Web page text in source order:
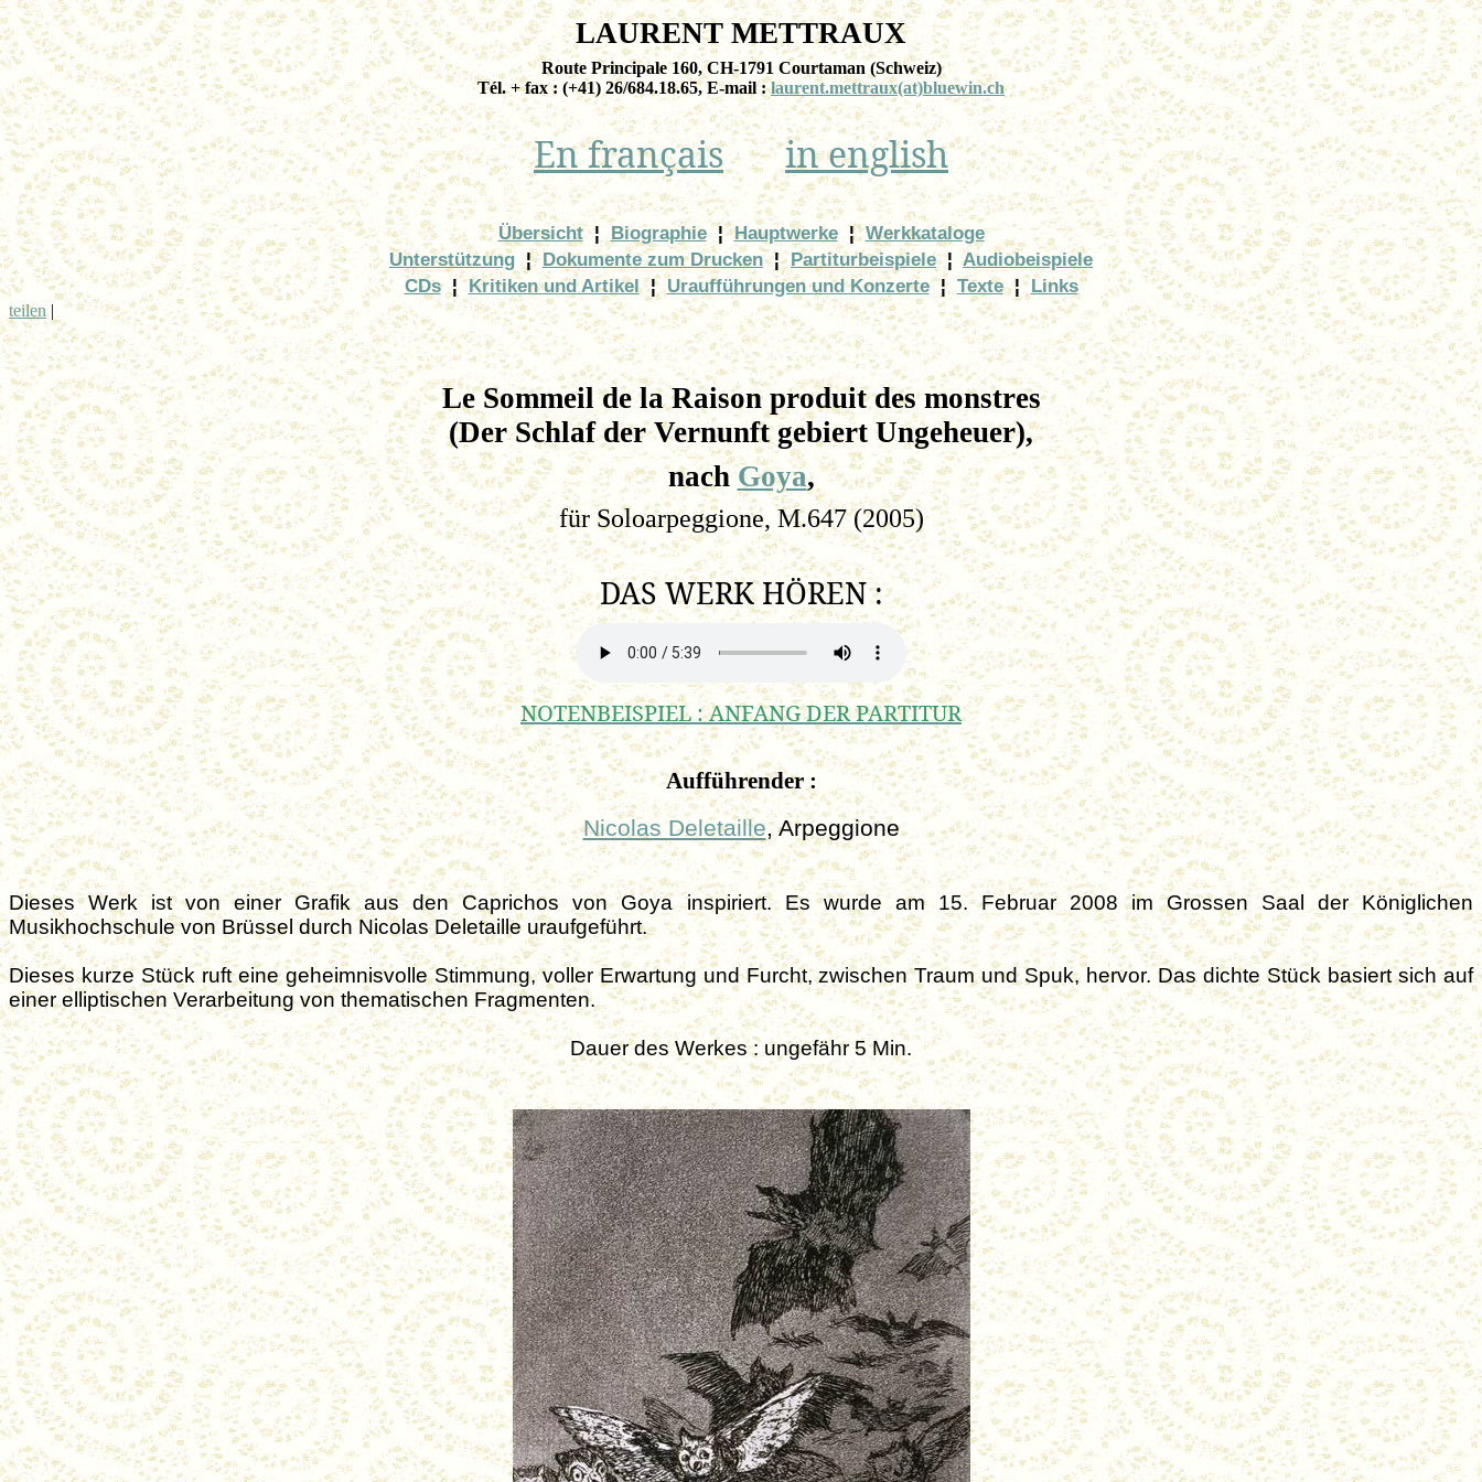
LAURENT METTRAUX
Route Principale 160, CH-1791 Courtaman (Schweiz)
Tél. + fax : (+41) 26/684.18.65, E-mail :laurent.mettraux(at)bluewin.ch
En français in english
Übersicht ¦ Biographie ¦ Hauptwerke ¦ Werkkataloge
Unterstützung ¦ Dokumente zum Drucken ¦ Partiturbeispiele ¦ Audiobeispiele
CDs ¦ Kritiken und Artikel ¦ Uraufführungen und Konzerte ¦ Texte ¦ Links
teilen |
Le Sommeil de la Raison produit des monstres
(Der Schlaf der Vernunft gebiert Ungeheuer),
nachGoya,
für Soloarpeggione, M.647 (2005)
DAS WERK HÖREN :
NOTENBEISPIEL : ANFANG DER PARTITUR
Aufführender :
Nicolas Deletaille, Arpeggione
Dieses Werk ist von einer Grafik aus den Caprichos von Goya inspiriert. Es wurde am 15. Februar 2008 im Grossen Saal der Königlichen
Musikhochschule von Brüssel durch Nicolas Deletaille uraufgeführt.
Dieses kurze Stückruft eine geheimnisvolle Stimmung, voller Erwartung und Furcht, zwischen Traum und Spuk, hervor. Das dichte Stück basiert sich auf
einer elliptischen Verarbeitung von thematischen Fragmenten.
Dauer des Werkes : ungefähr 5 Min.